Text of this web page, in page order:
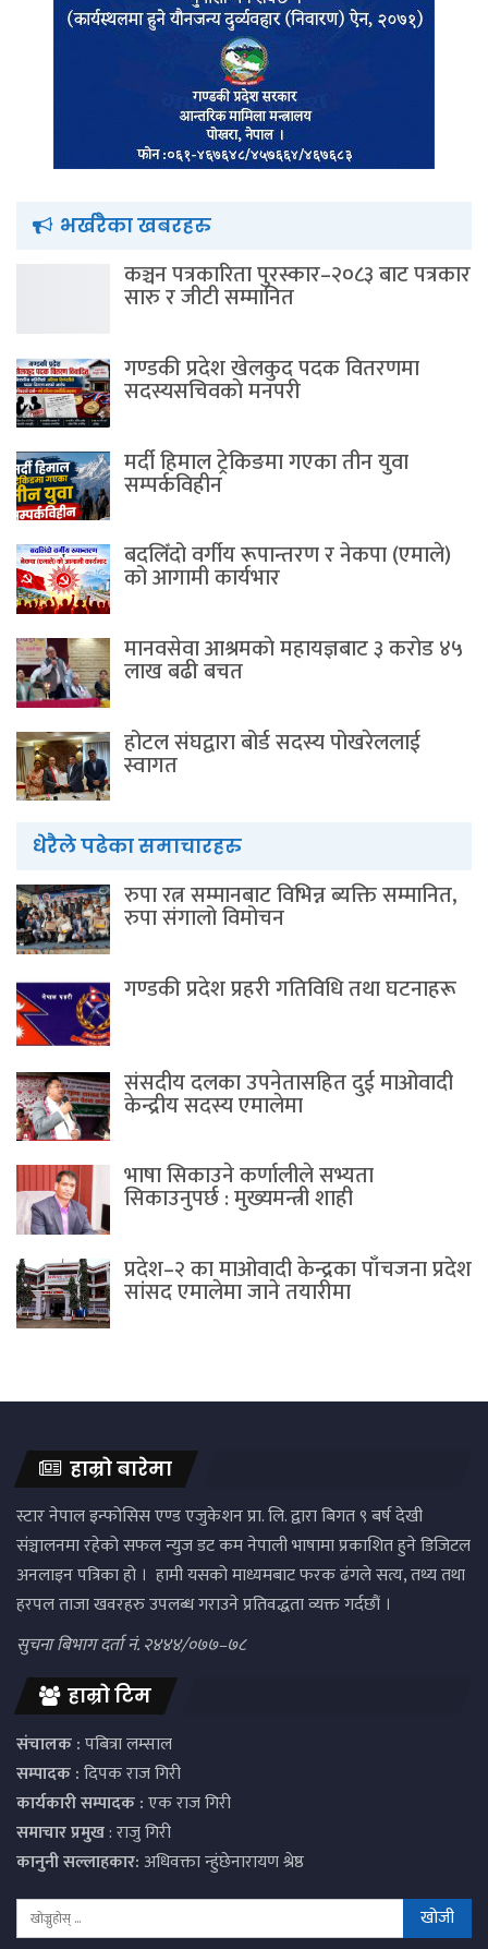
भर्खरैका खबरहरु
कञ्चन पत्रकारिता पुरस्कार–२०८३ बाट पत्रकार
सारु र जीटी सम्मानित
गण्डकी प्रदेश खेलकुद पदक वितरणमा
सदस्यसचिवकाे मनपरी
मर्दी हिमाल ट्रेकिङमा गएका तीन युवा
सम्पर्कविहीन
बदलिँदो वर्गीय रूपान्तरण र नेकपा (एमाले)
को आगामी कार्यभार
मानवसेवा आश्रमकाे‌ महायज्ञबाट ३ करोड ४५
लाख बढी बचत
होटल संघद्वारा बोर्ड सदस्य पोखरेललाई
स्वागत
धेरैले पढेका समाचारहरु
रुपा रत्न सम्मानबाट विभिन्न ब्यक्ति सम्मानित,
रुपा संगालो विमोचन
गण्डकी प्रदेश प्रहरी गतिविधि तथा घटनाहरू
संसदीय दलका उपनेतासहित दुई माओवादी
केन्द्रीय सदस्य एमालेमा
भाषा सिकाउने कर्णालीले सभ्यता
सिकाउनुपर्छ : मुख्यमन्त्री शाही
प्रदेश–२ का माओवादी केन्द्रका पाँचजना प्रदेश
सांसद एमालेमा जाने तयारीमा
हाम्रो बारेमा
स्टार नेपाल इन्फोसिस एण्ड एजुकेशन प्रा. लि. द्वारा बिगत ९ बर्ष देखी
संञ्चालनमा रहेको सफल न्युज डट कम नेपाली भाषामा प्रकाशित हुने डिजिटल
अनलाइन पत्रिका हो । हामी यसको माध्यमबाट फरक ढंगले सत्य, तथ्य तथा
हरपल ताजा खवरहरु उपलब्ध गराउने प्रतिवद्धता व्यक्त गर्दछौं ।
सुचना बिभाग दर्ता नं. २४४४/०७७–७८
हाम्रो टिम
संचालक :पबित्रा लम्साल
सम्पादक :दिपक राज गिरी
कार्यकारी सम्पादक :एक राज गिरी
समाचार प्रमुख: राजु गिरी
कानुनी सल्लाहकार:अधिवक्ता न्हुंछेनारायण श्रेष्ठ